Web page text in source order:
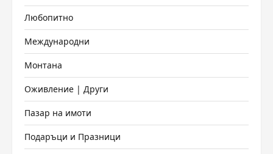
Любопитно
Международни
Монтана
Оживление | Други
Пазар на имоти
Подаръци и Празници